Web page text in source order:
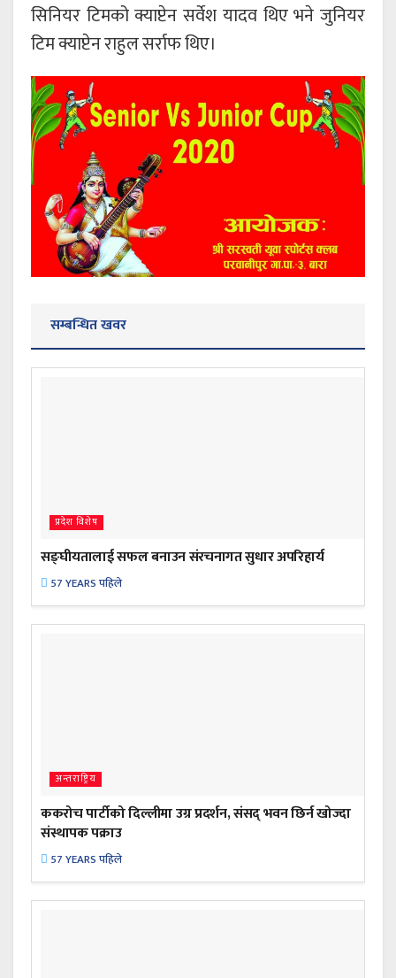
सिनियर टिमको क्याप्टेन सर्वेश यादव थिए भने जुनियर
टिम क्याप्टेन राहुल सर्राफ थिए।
सम्बन्धित खवर
प्रदेश विशेष
सङ्घीयतालाई सफल बनाउन संरचनागत सुधार अपरिहार्य
57 YEARS पहिले
अन्तराष्ट्रिय
ककरोच पार्टीको दिल्लीमा उग्र प्रदर्शन, संसद् भवन छिर्न खोज्दा
संस्थापक पक्राउ
57 YEARS पहिले